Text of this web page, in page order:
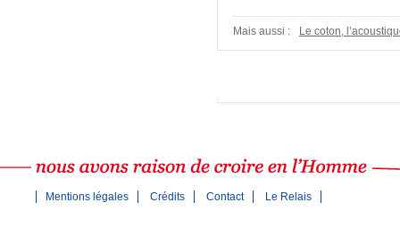
Mais aussi : Le coton,
Mentions légales Crédits Contact Le Relais